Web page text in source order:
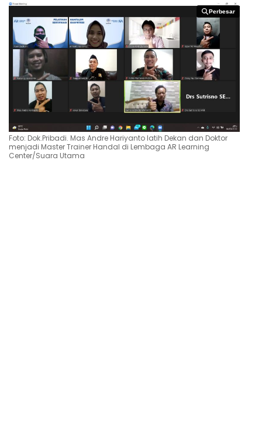
Perbesar
Perbesar
Foto: Dok.Pribadi. Mas Andre Hariyanto latih Dekan dan Doktor
menjadi Master Trainer Handal di Lembaga AR Learning
Center/Suara Utama